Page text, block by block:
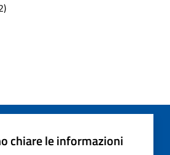
chiare le informazioni